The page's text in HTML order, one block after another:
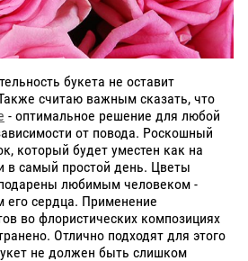
букета не оставит
считаю важным сказать, что
- оптимальное решение для любой
от повода. Роскошный
который будет уместен как на
в самый простой день. Цветы
любимым человеком -
его сердца. Применение
во флористических композициях
Отлично подходят для этого
не должен быть слишком